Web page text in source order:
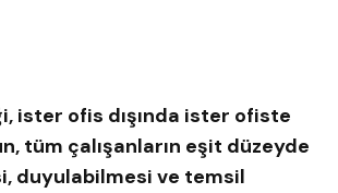
ister ofis dışında ister ofiste
tüm çalışanların eşit düzeyde
duyulabilmesi ve temsil